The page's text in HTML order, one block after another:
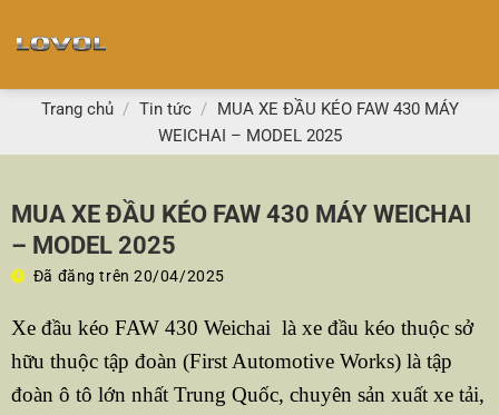
đến
dung
Trang chủ / Tin tức / MUA XE ĐẦU KÉO FAW 430 MÁY
WEICHAI – MODEL 2025
MUA XE ĐẦU KÉO FAW 430 MÁY WEICHAI
– MODEL 2025
Đã đăng trên20/04/2025
Xe đầu kéo FAW 430 Weichai là xe đầu kéo thuộc sở
hữu thuộc tập đoàn (First Automotive Works) là tập
đoàn ô tô lớn nhất Trung Quốc, chuyên sản xuất xe tải,